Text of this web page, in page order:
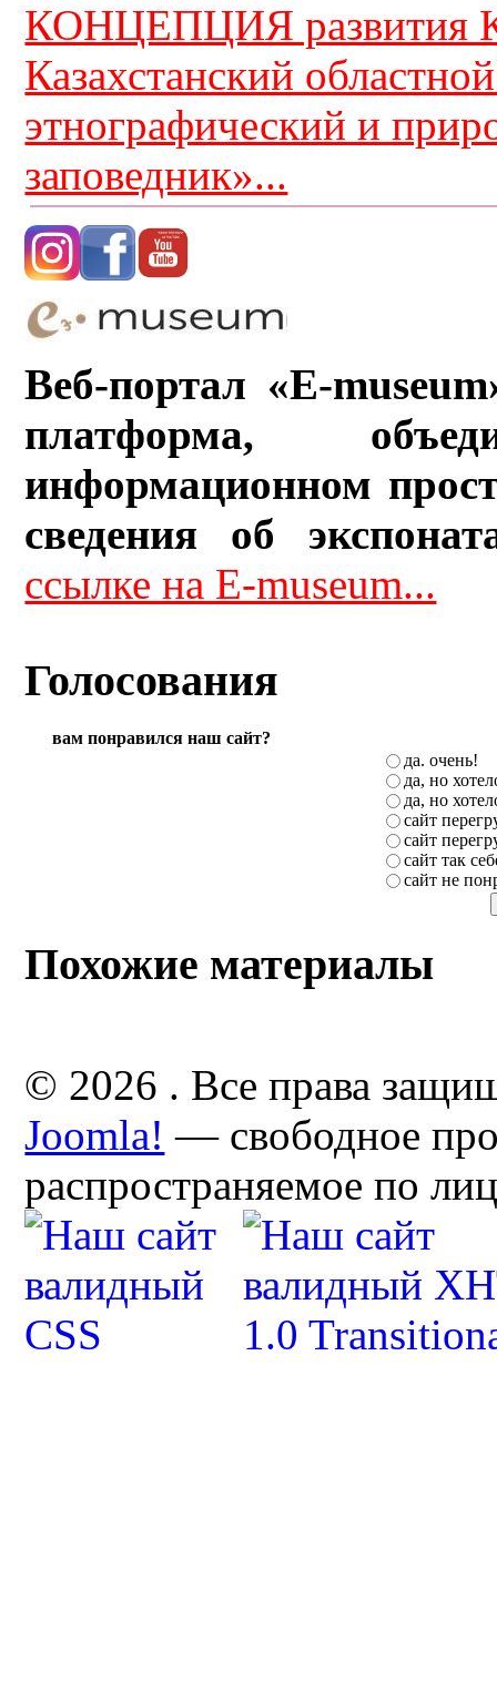
КОНЦЕПЦИЯ развития
Казахстанский
этнографический и
заповедник»...
Веб-портал «E-
платформа,
информационном
сведения об
ссылке на E-museum...
Голосования
вам понравился наш сайт?
да. очень!
да, но
да, но
сайт
сайт
сайт так
сайт не
Похожие материалы
© 2026 . Все права
Joomla! — свободное
распространяемое по